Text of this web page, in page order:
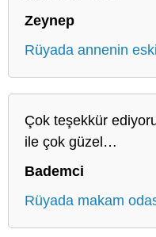
Zeynep
Rüyada annenin
Çok teşekkür
ile çok güzel…
Bademci
Rüyada makam